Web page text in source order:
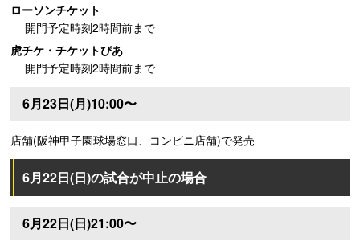
ローソンチケット
開門予定時刻2時間前まで
虎チケ・チケットぴあ
開門予定時刻2時間前まで
6月23日(月)10:00〜
店舗(阪神甲子園球場窓口、コンビニ店舗)で発売
6月22日(日)の試合が中止の場合
6月22日(日)21:00〜